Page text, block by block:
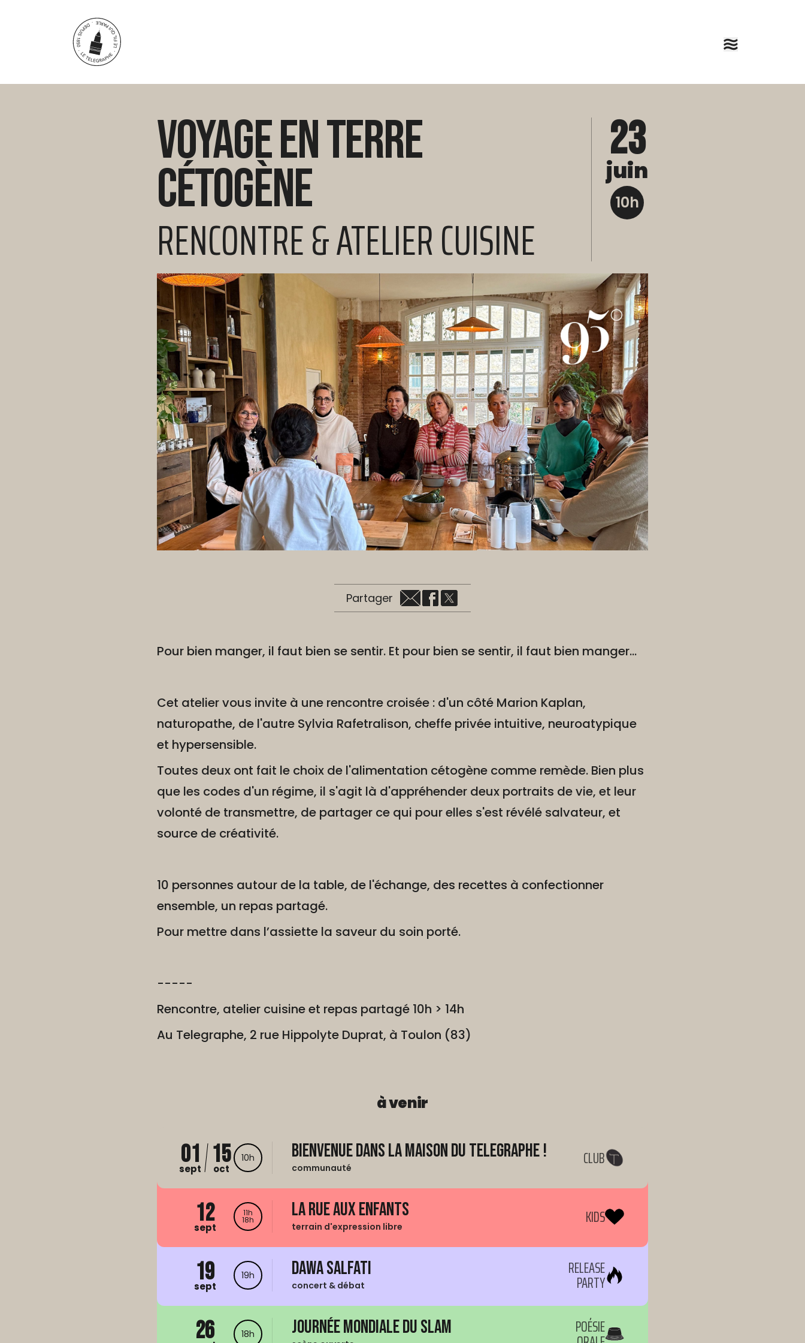
Voyage en terre
cétogène
RENCONTRE & ATELIER CUISINE
23
juin
10h
Partager
Pour bien manger, il faut bien se sentir. Et pour bien se sentir, il faut bien manger...
Cet atelier vous invite à une rencontre croisée : d'un côté Marion Kaplan,
naturopathe, de l'autre Sylvia Rafetralison, cheffe privée intuitive, neuroatypique
et hypersensible.
Toutes deux ont fait le choix de l'alimentation cétogène comme remède. Bien plus
que les codes d'un régime, il s'agit là d'appréhender deux portraits de vie, et leur
volonté de transmettre, de partager ce qui pour elles s'est révélé salvateur, et
source de créativité.
10 personnes autour de la table, de l'échange, des recettes à confectionner
ensemble, un repas partagé.
Pour mettre dans l’assiette la saveur du soin porté.
-----
Rencontre, atelier cuisine et repas partagé 10h > 14h
Au Telegraphe, 2 rue Hippolyte Duprat, à Toulon (83)
à venir
01
sept 15
oct
10h Bienvenue dans La Maison du Telegraphe !
communauté CLUB
12
sept
11h
18h La Rue aux enfants
terrain d'expression libre KIDS
19
sept
19h Dawa Salfati
concert & débat
RELEASE
PARTY
26 18h Journée mondiale du Slam POÉSIE